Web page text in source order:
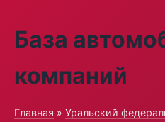
База
компаний
Главная » Уральский